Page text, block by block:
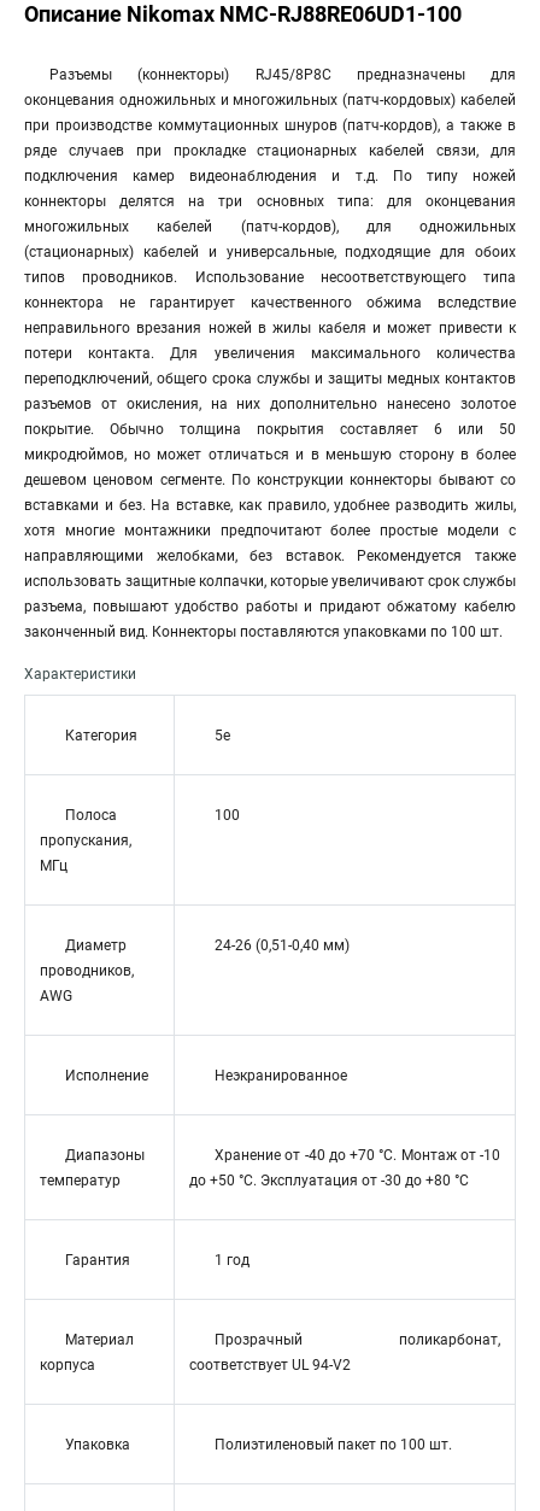
Описание Nikomax NMC-RJ88RE06UD1-100
Разъемы (коннекторы) RJ45/8P8C предназначены для
оконцевания одножильных и многожильных (патч-кордовых) кабелей
при производстве коммутационных шнуров (патч-кордов), а также в
ряде случаев при прокладке стационарных кабелей связи, для
подключения камер видеонаблюдения и т.д. По типу ножей
коннекторы делятся на три основных типа: для оконцевания
многожильных кабелей (патч-кордов), для одножильных
(стационарных) кабелей и универсальные, подходящие для обоих
типов проводников. Использование несоответствующего типа
коннектора не гарантирует качественного обжима вследствие
неправильного врезания ножей в жилы кабеля и может привести к
потери контакта. Для увеличения максимального количества
переподключений, общего срока службы и защиты медных контактов
разъемов от окисления, на них дополнительно нанесено золотое
покрытие. Обычно толщина покрытия составляет 6 или 50
микродюймов, но может отличаться и в меньшую сторону в более
дешевом ценовом сегменте. По конструкции коннекторы бывают со
вставками и без. На вставке, как правило, удобнее разводить жилы,
хотя многие монтажники предпочитают более простые модели с
направляющими желобками, без вставок. Рекомендуется также
использовать защитные колпачки, которые увеличивают срок службы
разъема, повышают удобство работы и придают обжатому кабелю
законченный вид. Коннекторы поставляются упаковками по 100 шт.
Характеристики
Категория 5e
Полоса
пропускания,
МГц
100
Диаметр
проводников,
AWG
24-26 (0,51-0,40 мм)
Исполнение Неэкранированное
Диапазоны
температур
Хранение от -40 до +70 °C. Монтаж от -10
до +50 °C. Эксплуатация от -30 до +80 °C
Гарантия 1 год
Материал
корпуса
Прозрачный поликарбонат,
соответствует UL 94-V2
Упаковка Полиэтиленовый пакет по 100 шт.